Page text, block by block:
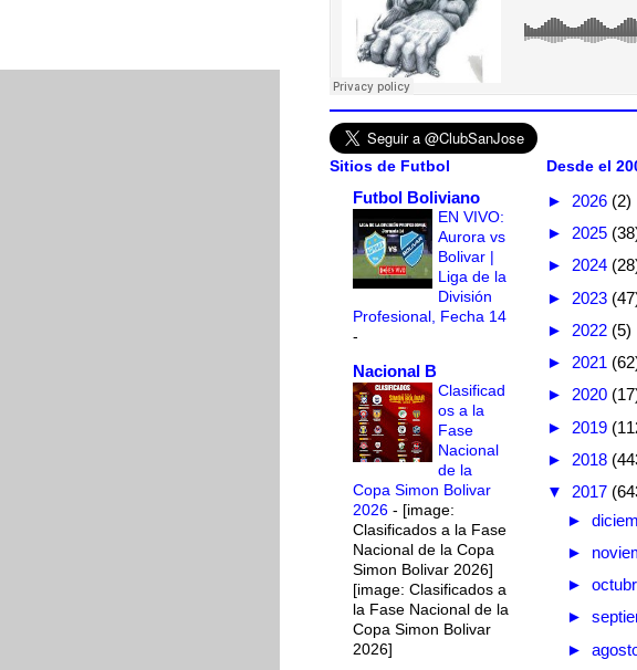
Sitios de Futbol
Futbol Boliviano
EN VIVO:
Aurora vs
Bolivar |
Liga de la
División
Profesional, Fecha 14
-
Nacional B
Clasificad
os a la
Fase
Nacional
de la
Copa Simon Bolivar
2026 - [image:
Clasificados a la Fase
Nacional de la Copa
Simon Bolivar 2026]
[image: Clasificados a
la Fase Nacional de la
Copa Simon Bolivar
2026]
Desde el
► 2026 (2)
► 2025
► 2024
► 2023
► 2022 (5)
► 2021
► 2020
► 2019
► 2018
▼ 2017
►
►
►
►
►